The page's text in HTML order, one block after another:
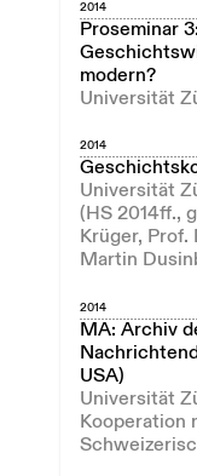
2014
Proseminar
modern?
Universität
2014
Universität
(HS 2014ff.,
Krüger, Prof.
Martin
2014
MA: Archiv
USA)
Universität
Kooperation